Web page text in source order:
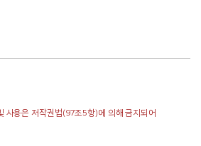
사용은 저작권법(97조5항)에 의해 금지되어